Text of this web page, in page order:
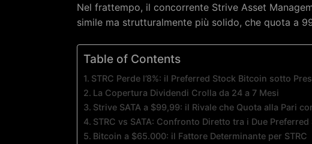
Nel frattempo, il concorrente Strive Asset
simile ma strutturalmente più solido, che quota a
Table of Contents
STRC Perde l’8%: il Preferred Stock Bitcoin sotto
La Copertura Dividendi Crolla da 24 a 7 Mesi
Strive SATA a $99,99: il Rivale che Quota alla Pari
STRC vs SATA: Confronto Diretto tra i Due
Bitcoin a $65.000: il Fattore Determinante per STRC